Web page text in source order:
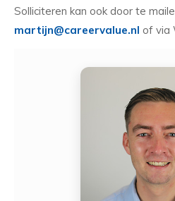
Solliciteren kan ook door te
martijn@careervalue.nl of via